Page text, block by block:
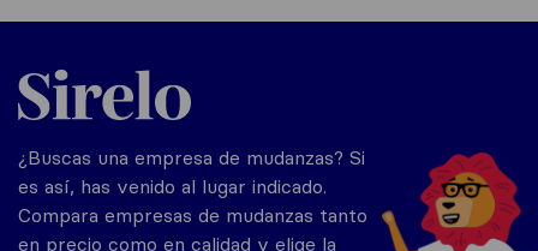
Sirelo.es
¿Buscas una empresa de mudanzas? Si
es así, has venido al lugar indicado.
Compara empresas de mudanzas tanto
en precio como en calidad y elige la